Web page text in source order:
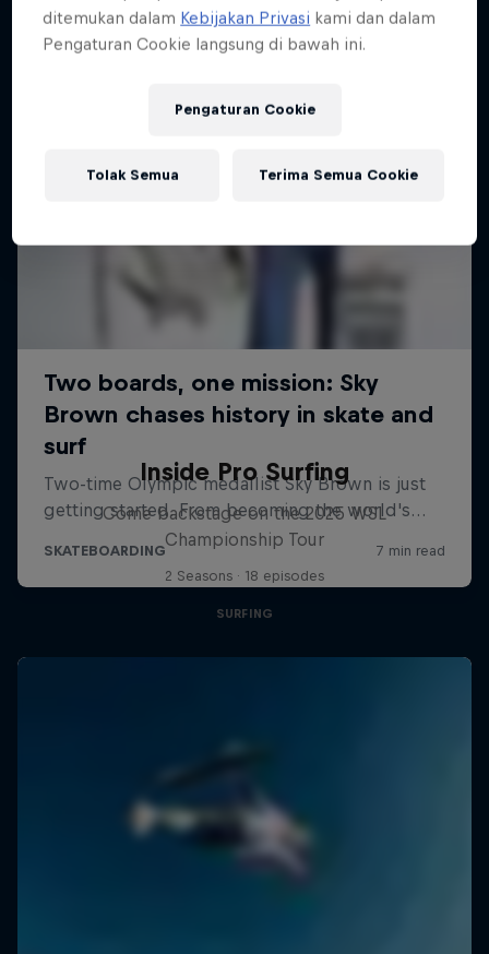
Inside Pro Surfing
Come backstage on the 2025 WSL
Championship Tour
2 Seasons · 18 episodes
SURFING
ditemukan dalam Kebijakan Privasi kami dan dalam
Pengaturan Cookie langsung di bawah ini.
Pengaturan Cookie
Tolak Semua Terima Semua Cookie